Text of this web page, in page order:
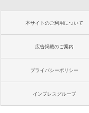
本サイトのご利用について
広告掲載のご案内
プライバシーポリシー
インプレスグループ